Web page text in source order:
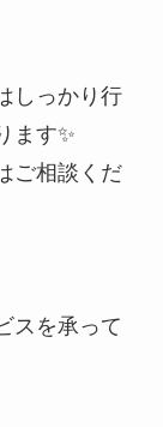
しっかり行
ます✨
ご相談くだ
スを承って